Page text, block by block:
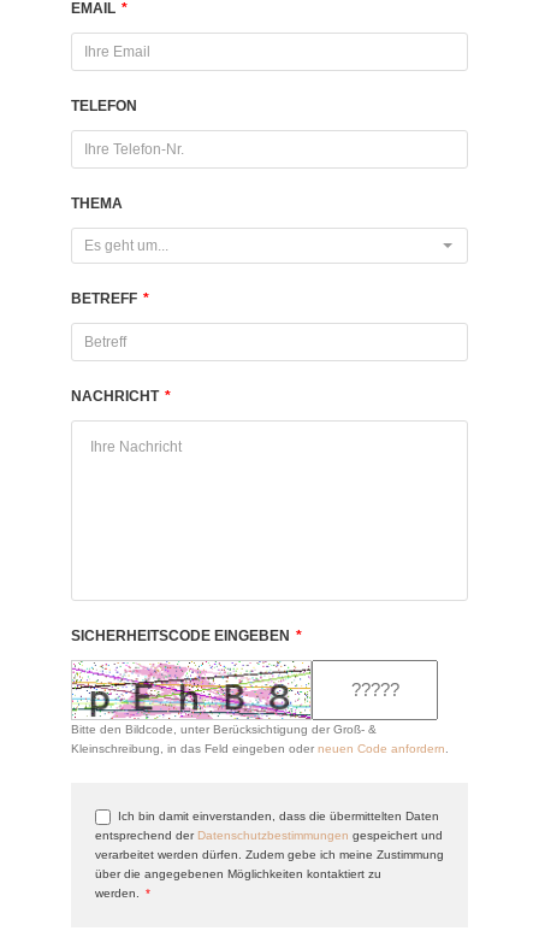
EMAIL *
TELEFON
THEMA
Es geht um...
BETREFF *
NACHRICHT *
SICHERHEITSCODE EINGEBEN *
Bitte den Bildcode, unter Berücksichtigung der Groß- &
Kleinschreibung, in das Feld eingeben oder neuen Code anfordern
Ich bin damit einverstanden, dass die übermittelten Daten
entsprechend der Datenschutzbestimmungen gespeichert und
verarbeitet werden dürfen. Zudem gebe ich meine Zustimmung
über die angegebenen Möglichkeiten kontaktiert zu
werden.
*